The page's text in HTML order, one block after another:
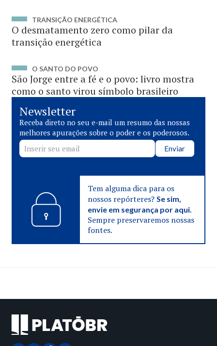
TRANSIÇÃO ENERGÉTICA
O desmatamento zero como pilar da
transição energética
O SANTO DO POVO
São Jorge entre a fé e o povo: livro mostra
como o santo virou símbolo brasileiro
Newsletter
Receba direto no seu e-mail um resumo das nossas
melhores apurações sobre o poder e os poderosos.
Enviar
Tem alguma dica para os
nossos repórteres? Se sim,
envie em segurança por aqui.
Sempre preservaremos nossas
fontes.